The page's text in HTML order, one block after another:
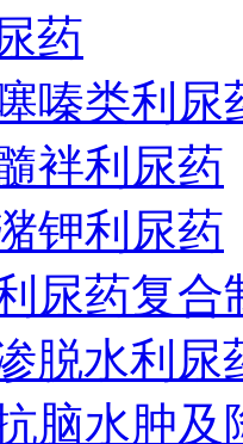
药
嗪类利尿
袢利尿药
钾利尿药
尿药复合
脱水利尿
脑水肿及